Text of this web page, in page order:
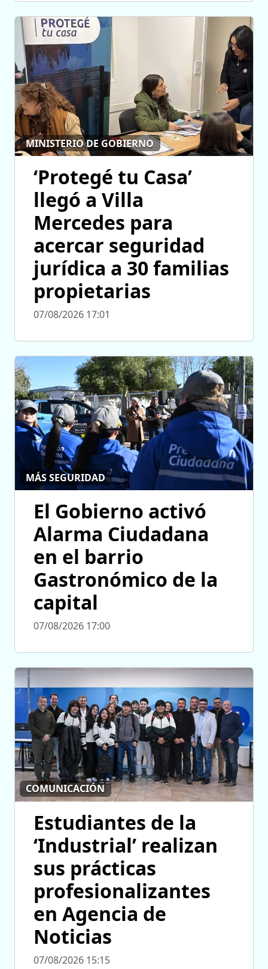
MINISTERIO DE GOBIERNO
‘Protegé tu Casa’
llegó a Villa
Mercedes para
acercar seguridad
jurídica a 30 familias
propietarias
07/08/2026 17:01
MÁS SEGURIDAD
El Gobierno activó
Alarma Ciudadana
en el barrio
Gastronómico de la
capital
07/08/2026 17:00
COMUNICACIÓN
Estudiantes de la
‘Industrial’ realizan
sus prácticas
profesionalizantes
en Agencia de
Noticias
07/08/2026 15:15